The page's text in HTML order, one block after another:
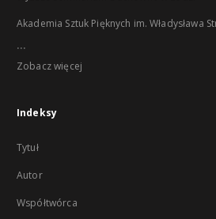
Akademia Sztuk Pięknych im. Władysława
...
Zobacz więcej
Indeksy
Tytuł
Autor
Współtwórca